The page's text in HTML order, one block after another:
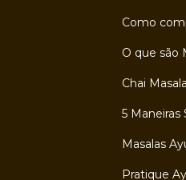
Como
O que são
Chai
5 Maneiras
Masalas
Pratique